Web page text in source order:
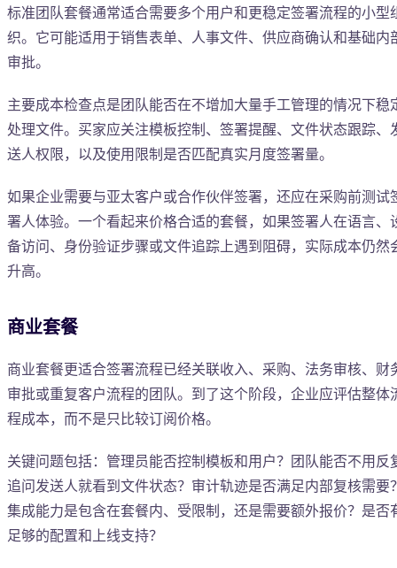
标准团队套餐通常适合需要多个用户和更稳定签署流程的小型
织。它可能适用于销售表单、人事文件、供应商确认和基础内
审批。
主要成本检查点是团队能否在不增加大量手工管理的情况下稳
处理文件。买家应关注模板控制、签署提醒、文件状态跟踪、
送人权限，以及使用限制是否匹配真实月度签署量。
如果企业需要与亚太客户或合作伙伴签署，还应在采购前测试
署人体验。一个看起来价格合适的套餐，如果签署人在语言、
备访问、身份验证步骤或文件追踪上遇到阻碍，实际成本仍然
升高。
商业套餐
商业套餐更适合签署流程已经关联收入、采购、法务审核、财
审批或重复客户流程的团队。到了这个阶段，企业应评估整体
程成本，而不是只比较订阅价格。
关键问题包括：管理员能否控制模板和用户？团队能否不用反
追问发送人就看到文件状态？审计轨迹是否满足内部复核需要
集成能力是包含在套餐内、受限制，还是需要额外报价？是否
足够的配置和上线支持？